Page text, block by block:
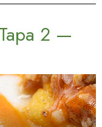
2 —